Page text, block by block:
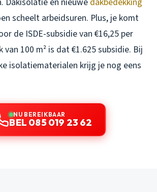
scheelt arbeidsuren. Plus, je komt
de ISDE-subsidie van €16,25 per
van 100 m² is dat €1.625 subsidie. Bij
isolatiematerialen krijg je nog eens
NU BEREIKBAAR
BEL 085 019 23 62